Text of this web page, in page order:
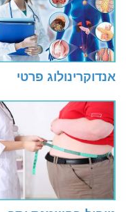
אנדוקרינולוג פרטי